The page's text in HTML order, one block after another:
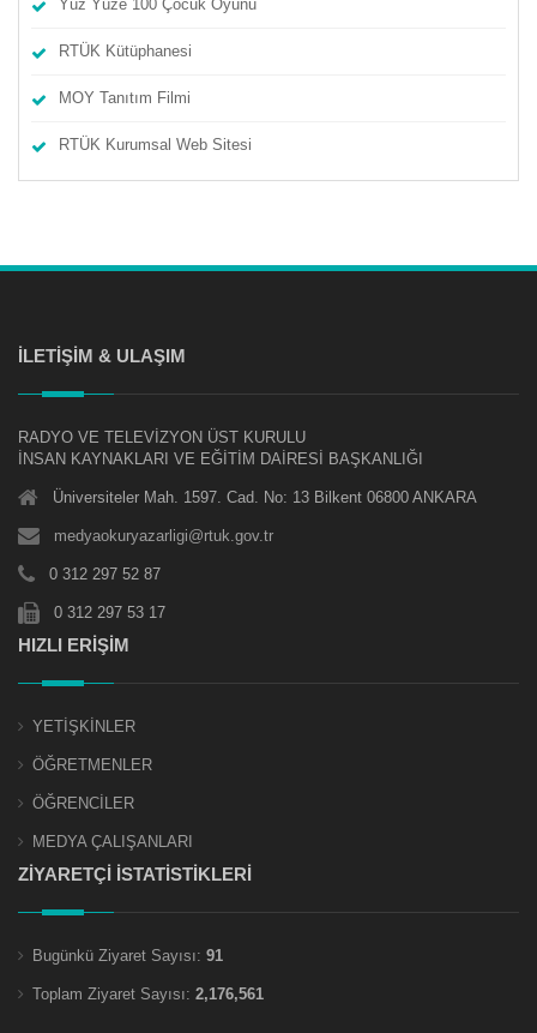
Yüz Yüze 100 Çocuk Oyunu
RTÜK Kütüphanesi
MOY Tanıtım Filmi
RTÜK Kurumsal Web Sitesi
İLETİŞİM & ULAŞIM
RADYO VE TELEVİZYON ÜST KURULU
İNSAN KAYNAKLARI VE EĞİTİM DAİRESİ BAŞKANLIĞI
Üniversiteler Mah. 1597. Cad. No: 13 Bilkent 06800 ANKARA
medyaokuryazarligi@rtuk.gov.tr
0 312 297 52 87
0 312 297 53 17
HIZLI ERİŞİM
YETİŞKİNLER
ÖĞRETMENLER
ÖĞRENCİLER
MEDYA ÇALIŞANLARI
ZİYARETÇİ İSTATİSTİKLERİ
Bugünkü Ziyaret Sayısı: 91
Toplam Ziyaret Sayısı: 2,176,561